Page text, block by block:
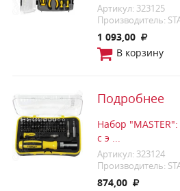
Артикул: 323125
Производитель:
1 093,00
В корзину
Подробнее
Набор
с э ...
Артикул: 323124
Производитель:
874,00